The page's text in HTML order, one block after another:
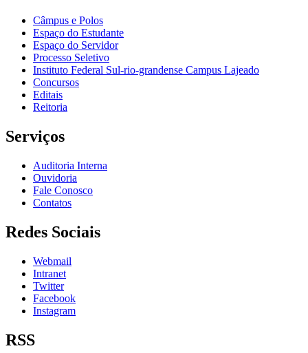
Câmpus e Polos
Espaço do Estudante
Espaço do Servidor
Processo Seletivo
Instituto Federal Sul-rio-grandense Campus Lajeado
Concursos
Editais
Reitoria
Serviços
Auditoria Interna
Ouvidoria
Fale Conosco
Contatos
Redes Sociais
Webmail
Intranet
Twitter
Facebook
Instagram
RSS